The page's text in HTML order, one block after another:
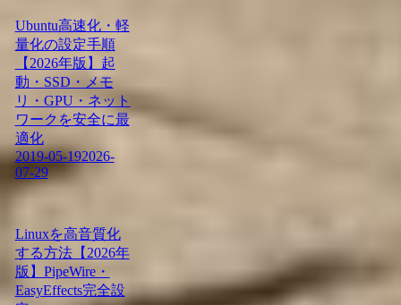
Ubuntu高速化・軽
量化の設定手順
【2026年版】起
動・SSD・メモ
リ・GPU・ネット
ワークを安全に最
適化
2019-05-192026-
07-29
Linuxを高音質化
する方法【2026年
版】PipeWire・
EasyEffects完全設